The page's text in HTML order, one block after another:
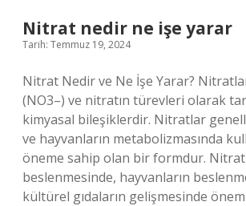
Nitrat nedir ne işe yarar
Tarih: Temmuz 19, 2024
Nitrat Nedir ve Ne İşe Yarar?
(NO3–) ve nitratın türevleri olarak
kimyasal bileşiklerdir. Nitratlar
ve hayvanların metabolizmasında
öneme sahip olan bir formdur.
beslenmesinde, hayvanların
kültürel gıdaların gelişmesinde